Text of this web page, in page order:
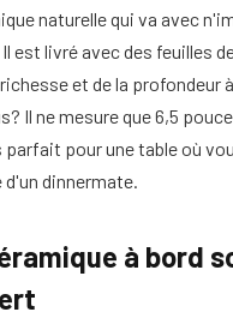
naturelle qui va avec
est livré avec des feuilles
et de la profondeur
Il ne mesure que 6,5
pour une table où
d'un dinnermate.
à bord